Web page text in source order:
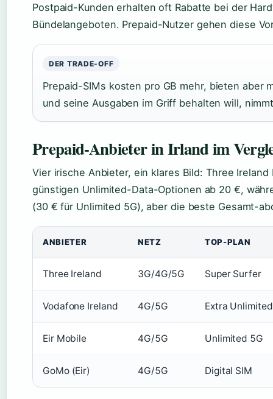
Postpaid-Kunden erhalten oft Rabatte bei der
Bündelangeboten. Prepaid-Nutzer gehen diese
DER TRADE-OFF
Prepaid-SIMs kosten pro GB mehr, bieten aber
und seine Ausgaben im Griff behalten will,
Prepaid-Anbieter in Irland im
Vier irische Anbieter, ein klares Bild: Three
günstigen Unlimited-Data-Optionen ab 20 €,
(30 € für Unlimited 5G), aber die beste Gesamt-
ANBIETER NETZ TOP-PLAN
Three Ireland 3G/4G/5G Super Surfer
Vodafone Ireland 4G/5G Extra
Eir Mobile 4G/5G Unlimited 5G
GoMo (Eir) 4G/5G Digital SIM